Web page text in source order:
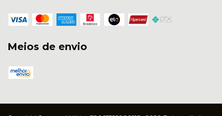
Meios de envio